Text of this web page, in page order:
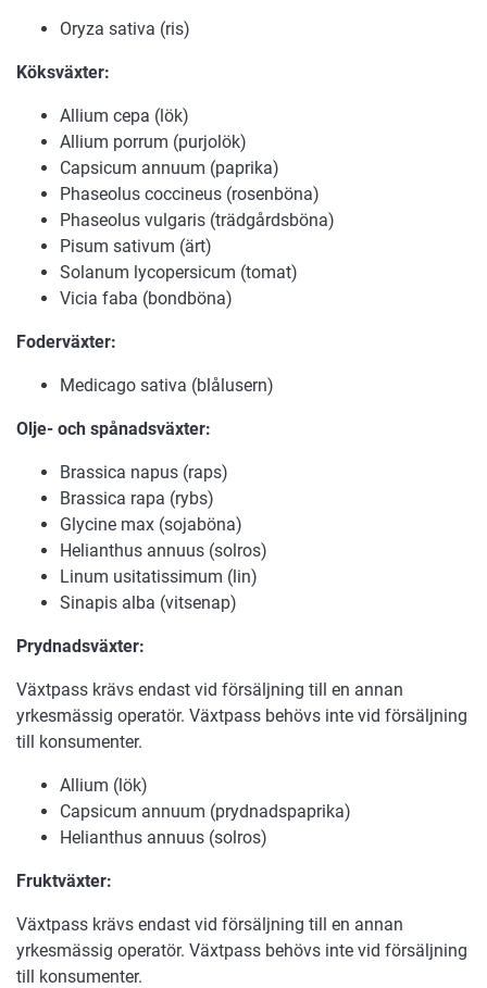
Oryza sativa (ris)
Köksväxter:
Allium cepa (lök)
Allium porrum (purjolök)
Capsicum annuum (paprika)
Phaseolus coccineus (rosenböna)
Phaseolus vulgaris (trädgårdsböna)
Pisum sativum (ärt)
Solanum lycopersicum (tomat)
Vicia faba (bondböna)
Foderväxter:
Medicago sativa (blålusern)
Olje- och spånadsväxter:
Brassica napus (raps)
Brassica rapa (rybs)
Glycine max (sojaböna)
Helianthus annuus (solros)
Linum usitatissimum (lin)
Sinapis alba (vitsenap)
Prydnadsväxter:
Växtpass krävs endast vid försäljning till en annan
yrkesmässig operatör. Växtpass behövs inte vid försäljning
till konsumenter.
Allium (lök)
Capsicum annuum (prydnadspaprika)
Helianthus annuus (solros)
Fruktväxter:
Växtpass krävs endast vid försäljning till en annan
yrkesmässig operatör. Växtpass behövs inte vid försäljning
till konsumenter.